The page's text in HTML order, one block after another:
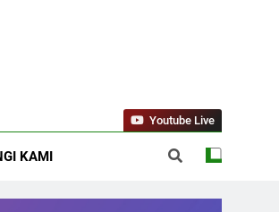
Bahagia
KAMI
Youtube Live